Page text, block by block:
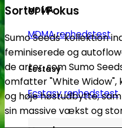
MDMA
MDMA renhedstest
Ecstasy
Ecstasy renhedstest
Sorter i Fokus
Sumo Seeds' kollektion
feminiserede og
de arter, som Sumo
omfatter "White
og høje høstudbytte,
sin massive vækst og